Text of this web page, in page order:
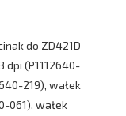
do ZD421D
dpi (P1112640-
219), wałek
061), wałek